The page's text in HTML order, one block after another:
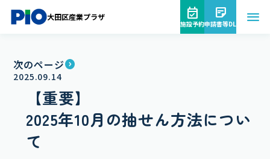
大田区産業プラザ
施設予約申請書等DL
次のページ
【重要】
2025年10月の抽せん方法につい
て
2025.09.14